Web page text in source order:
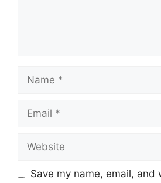
Save my name, email, and